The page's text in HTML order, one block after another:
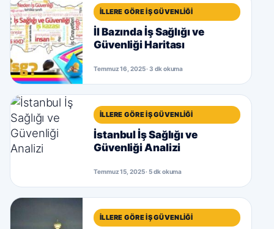
İLLERE GÖRE İŞ GÜVENLIĞI
İl Bazında İş Sağlığı ve
Güvenliği Haritası
Temmuz 16, 2025 · 3 dk okuma
İLLERE GÖRE İŞ GÜVENLIĞI
İstanbul İş Sağlığı ve
Güvenliği Analizi
Temmuz 15, 2025 · 5 dk okuma
İLLERE GÖRE İŞ GÜVENLIĞI